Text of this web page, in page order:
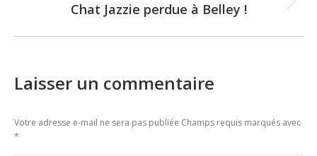
Next
Chat Jazzie perdue à Belley !
Laisser un commentaire
Votre adresse e-mail ne sera pas publiée Champs requis marqués avec
*